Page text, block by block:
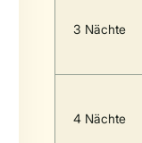
3 Nächte
4 Nächte